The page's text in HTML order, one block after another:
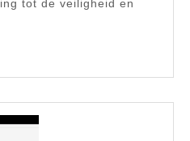
tot de veiligheid en